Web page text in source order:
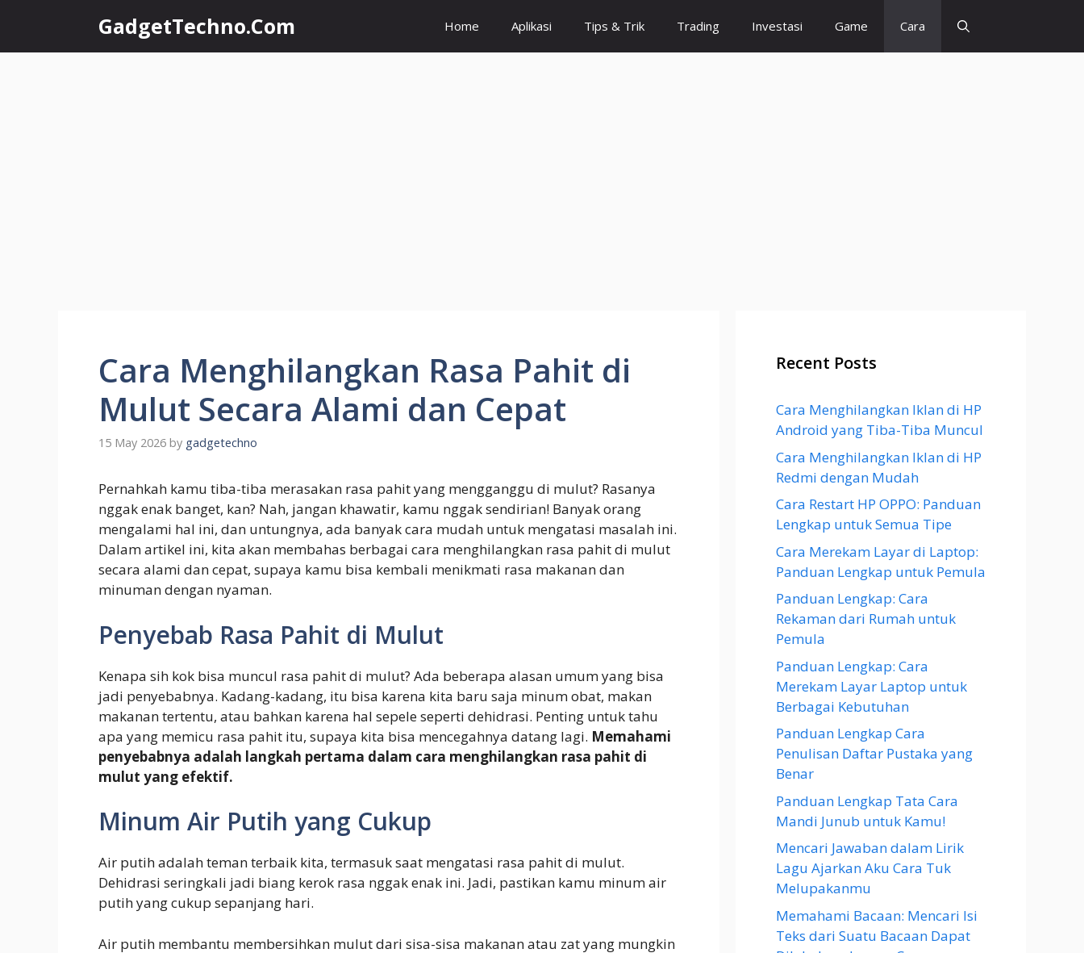
content
GadgetTechno.Com Home Aplikasi Tips & Trik Trading Investasi Game Cara
Cara Menghilangkan Rasa Pahit di
Mulut Secara Alami dan Cepat
15 May 2026 by gadgetechno
Pernahkah kamu tiba-tiba merasakan rasa pahit yang mengganggu di mulut? Rasanya
nggak enak banget, kan? Nah, jangan khawatir, kamu nggak sendirian! Banyak orang
mengalami hal ini, dan untungnya, ada banyak cara mudah untuk mengatasi masalah ini.
Dalam artikel ini, kita akan membahas berbagai cara menghilangkan rasa pahit di mulut
secara alami dan cepat, supaya kamu bisa kembali menikmati rasa makanan dan
minuman dengan nyaman.
Penyebab Rasa Pahit di Mulut
Kenapa sih kok bisa muncul rasa pahit di mulut? Ada beberapa alasan umum yang bisa
jadi penyebabnya. Kadang-kadang, itu bisa karena kita baru saja minum obat, makan
makanan tertentu, atau bahkan karena hal sepele seperti dehidrasi. Penting untuk tahu
apa yang memicu rasa pahit itu, supaya kita bisa mencegahnya datang lagi. Memahami
penyebabnya adalah langkah pertama dalam cara menghilangkan rasa pahit di
mulut yang efektif.
Minum Air Putih yang Cukup
Air putih adalah teman terbaik kita, termasuk saat mengatasi rasa pahit di mulut.
Dehidrasi seringkali jadi biang kerok rasa nggak enak ini. Jadi, pastikan kamu minum air
putih yang cukup sepanjang hari.
Air putih membantu membersihkan mulut dari sisa-sisa makanan atau zat yang mungkin
Recent Posts
Cara Menghilangkan Iklan di HP
Android yang Tiba-Tiba Muncul
Cara Menghilangkan Iklan di HP
Redmi dengan Mudah
Cara Restart HP OPPO: Panduan
Lengkap untuk Semua Tipe
Cara Merekam Layar di Laptop:
Panduan Lengkap untuk Pemula
Panduan Lengkap: Cara
Rekaman dari Rumah untuk
Pemula
Panduan Lengkap: Cara
Merekam Layar Laptop untuk
Berbagai Kebutuhan
Panduan Lengkap Cara
Penulisan Daftar Pustaka yang
Benar
Panduan Lengkap Tata Cara
Mandi Junub untuk Kamu!
Mencari Jawaban dalam Lirik
Lagu Ajarkan Aku Cara Tuk
Melupakanmu
Memahami Bacaan: Mencari Isi
Teks dari Suatu Bacaan Dapat